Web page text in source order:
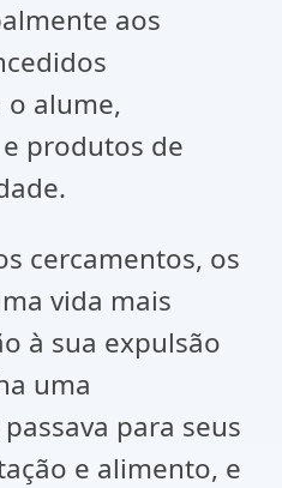
aos
alume,
produtos de
cercamentos, os
vida mais
à sua expulsão
uma
para seus
e alimento, e